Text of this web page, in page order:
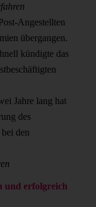
Angestellten
übergangen.
kündigte das
Jahre lang hat
des
den
und erfolgreich